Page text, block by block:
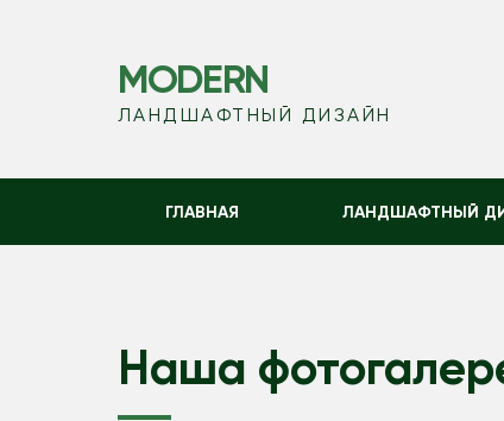
MODERN
ЛАНДШАФТНЫЙ ДИЗАЙН
ГЛАВНАЯ ЛАНДШАФТНЫЙ
Наша